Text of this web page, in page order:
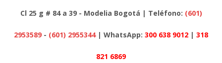
Cl 25 g # 84 a 39 - Modelia Bogotá | Teléfono: (601)
2953589 - (601) 2955344 | WhatsApp: 300 638 9012 | 318
821 6869